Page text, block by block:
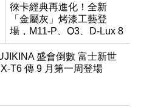
徠卡經典再進化！全新
「金屬灰」烤漆工藝登
場，M11-P、Q3、D-Lux 8
領銜換裝
盛會倒數 富士新世
T6 傳 9 月第一周登場